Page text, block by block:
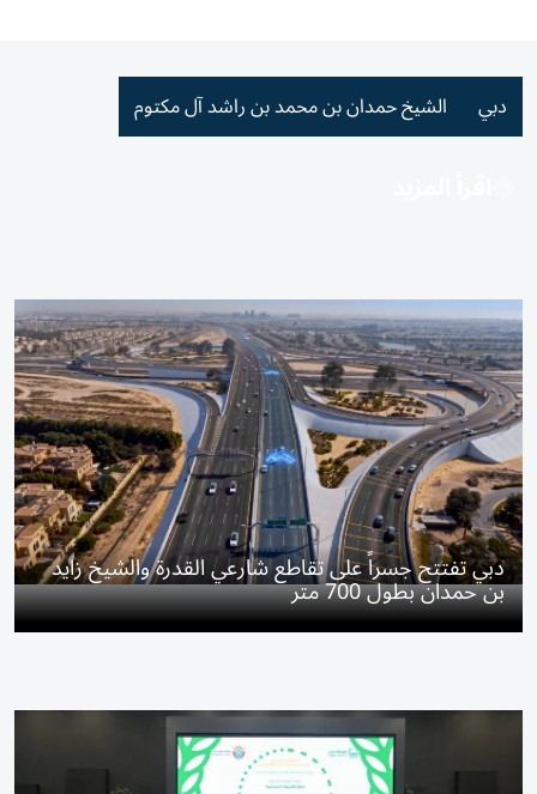
دبي الشيخ حمدان بن محمد بن راشد آل مكتوم
دبي تفتتح جسراً على تقاطع شارعي القدرة والشيخ زايد
بن حمدان بطول 700 متر